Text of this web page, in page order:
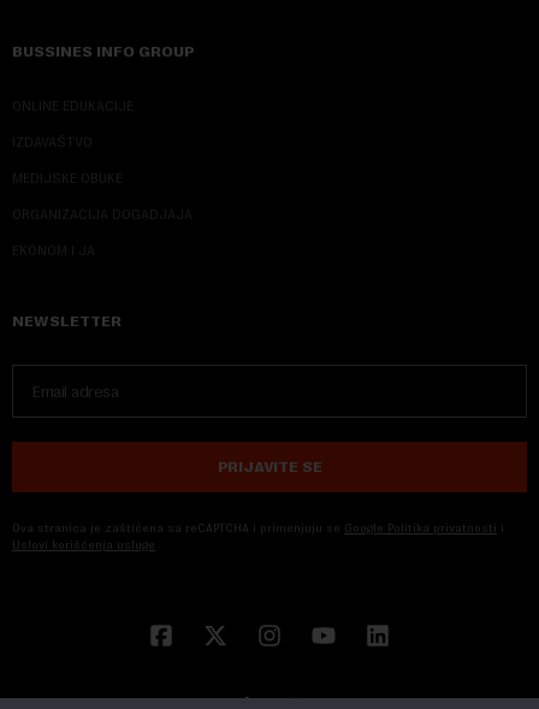
BUSSINES INFO GROUP
ONLINE EDUKACIJE
IZDAVAŠTVO
MEDIJSKE OBUKE
ORGANIZACIJA DOGADJAJA
EKONOM I JA
NEWSLETTER
PRIJAVITE SE
Ova stranica je zaštićena sa reCAPTCHA i primenjuju se Google Politika privatnosti i
Uslovi korišćenja usluge